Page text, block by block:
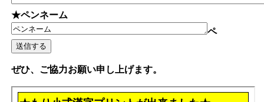
★ペンネーム
ペ
ぜひ、ご協力お願い申し上げます。